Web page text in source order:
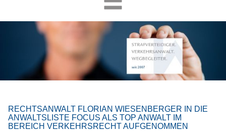
RECHTSANWALT FLORIAN WIESENBERGER IN DIE
ANWALTSLISTE FOCUS ALS TOP ANWALT IM
BEREICH VERKEHRSRECHT AUFGENOMMEN